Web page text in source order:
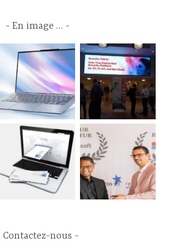
En image …
Contactez-nous